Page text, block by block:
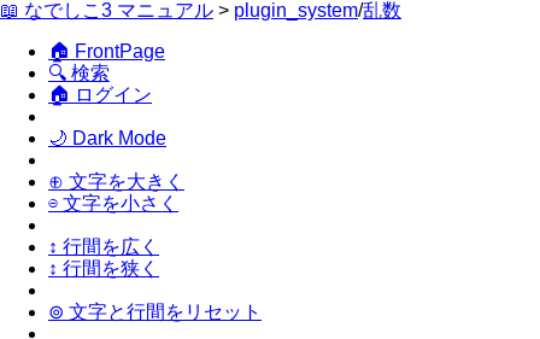
📖 なでしこ3 マニュアル > plugin_system/乱数
🏠 FrontPage
🔍 検索
🏠 ログイン
🌙 Dark Mode
⊕ 文字を大きく
⊖ 文字を小さく
↕ 行間を広く
↕ 行間を狭く
⊚ 文字と行間をリセット